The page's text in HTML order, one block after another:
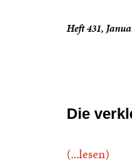
Heft 431,
Die
(...lesen)